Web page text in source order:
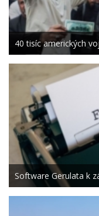
40 tisíc amerických
Software Gerulata k